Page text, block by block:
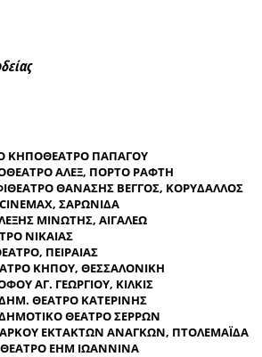
ΚΗΠΟΘΕΑΤΡΟ ΠΑΠΑΓΟΥ
ΑΛΕΞ, ΠΟΡΤΟ ΡΑΦΤΗ
ΘΑΝΑΣΗΣ ΒΕΓΓΟΣ, ΚΟΡΥΔΑΛΛΟΣ
ΣΑΡΩΝΙΔΑ
ΜΙΝΩΤΗΣ, ΑΙΓΑΛΕΩ
ΝΙΚΑΙΑΣ
ΠΕΙΡΑΙΑΣ
ΚΗΠΟΥ, ΘΕΣΣΑΛΟΝΙΚΗ
ΑΓ. ΓΕΩΡΓΙΟΥ, ΚΙΛΚΙΣ
ΘΕΑΤΡΟ ΚΑΤΕΡΙΝΗΣ
ΘΕΑΤΡΟ ΣΕΡΡΩΝ
ΕΚΤΑΚΤΩΝ ΑΝΑΓΚΩΝ, ΠΤΟΛΕΜΑΪΔΑ
ΘΕΑΤΡΟ ΕΗΜ ΙΩΑΝΝΙΝΑ